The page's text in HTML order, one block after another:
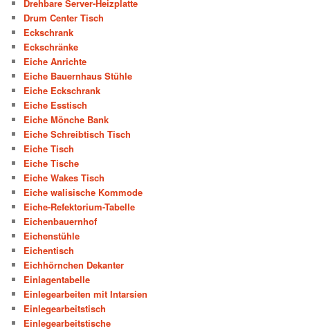
Drehbare Server-Heizplatte
Drum Center Tisch
Eckschrank
Eckschränke
Eiche Anrichte
Eiche Bauernhaus Stühle
Eiche Eckschrank
Eiche Esstisch
Eiche Mönche Bank
Eiche Schreibtisch Tisch
Eiche Tisch
Eiche Tische
Eiche Wakes Tisch
Eiche walisische Kommode
Eiche-Refektorium-Tabelle
Eichenbauernhof
Eichenstühle
Eichentisch
Eichhörnchen Dekanter
Einlagentabelle
Einlegearbeiten mit Intarsien
Einlegearbeitstisch
Einlegearbeitstische